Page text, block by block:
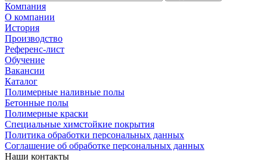
Компания
О компании
История
Производство
Референс-лист
Обучение
Вакансии
Каталог
Полимерные наливные полы
Бетонные полы
Полимерные краски
Специальные химстойкие покрытия
Политика обработки персональных данных
Cоглашение об обработке персональных данных
Наши контакты